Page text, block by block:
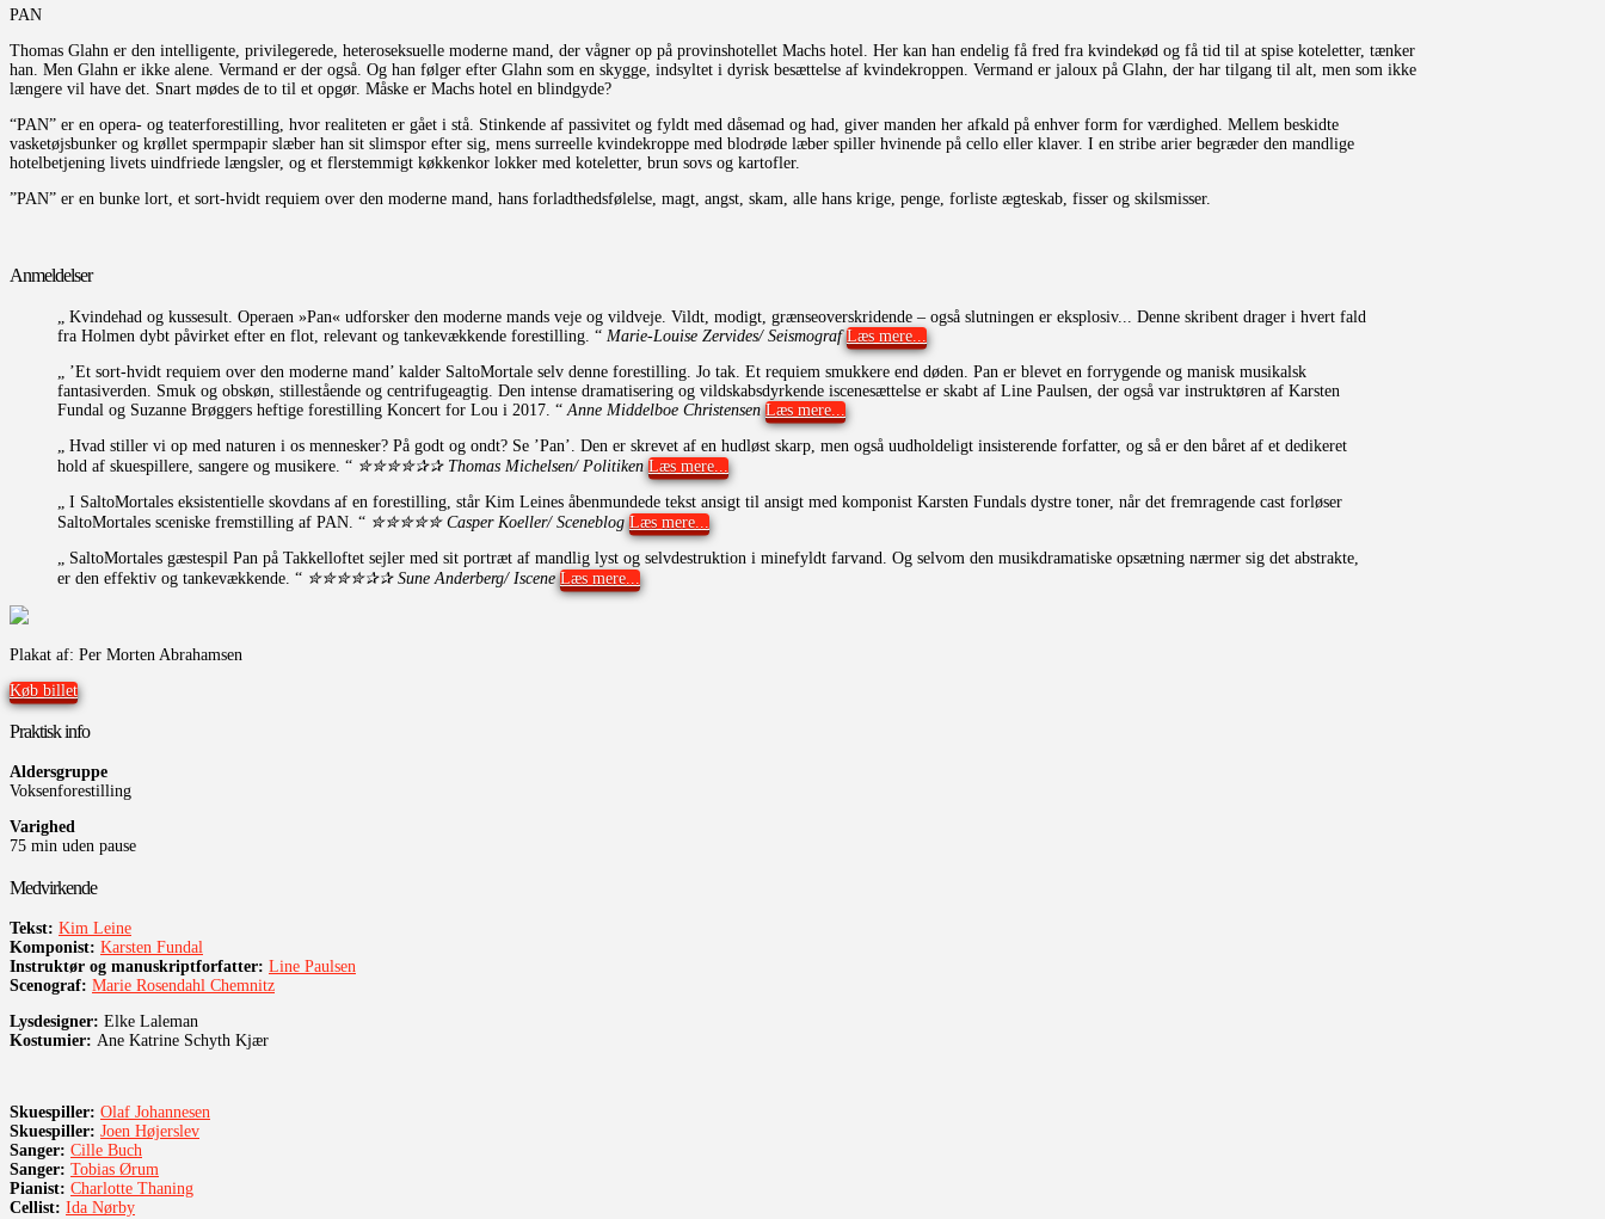
PAN
Thomas Glahn er den intelligente, privilegerede, heteroseksuelle moderne mand, der vågner op på provinshotellet Machs hotel. Her kan han endelig få fred fra kvindekød og få tid til at spise koteletter, tænker
han. Men Glahn er ikke alene. Vermand er der også. Og han følger efter Glahn som en skygge, indsyltet i dyrisk besættelse af kvindekroppen. Vermand er jaloux på Glahn, der har tilgang til alt, men som ikke
længere vil have det. Snart mødes de to til et opgør. Måske er Machs hotel en blindgyde?
“PAN” er en opera- og teaterforestilling, hvor realiteten er gået i stå. Stinkende af passivitet og fyldt med dåsemad og had, giver manden her afkald på enhver form for værdighed. Mellem beskidte
vasketøjsbunker og krøllet spermpapir slæber han sit slimspor efter sig, mens surreelle kvindekroppe med blodrøde læber spiller hvinende på cello eller klaver. I en stribe arier begræder den mandlige
hotelbetjening livets uindfriede længsler, og et flerstemmigt køkkenkor lokker med koteletter, brun sovs og kartofler.
”PAN” er en bunke lort, et sort-hvidt requiem over den moderne mand, hans forladthedsfølelse, magt, angst, skam, alle hans krige, penge, forliste ægteskab, fisser og skilsmisser.
Anmeldelser
Kvindehad og kussesult. Operaen »Pan« udforsker den moderne mands veje og vildveje. Vildt, modigt, grænseoverskridende – også slutningen er eksplosiv... Denne skribent drager i hvert fald
fra Holmen dybt påvirket efter en flot, relevant og tankevækkende forestilling. “ Marie-Louise Zervides/ Seismograf Læs mere...
’Et sort-hvidt requiem over den moderne mand’ kalder SaltoMortale selv denne forestilling. Jo tak. Et requiem smukkere end døden. Pan er blevet en forrygende og manisk musikalsk
fantasiverden. Smuk og obskøn, stillestående og centrifugeagtig. Den intense dramatisering og vildskabsdyrkende iscenesættelse er skabt af Line Paulsen, der også var instruktøren af Karsten
Fundal og Suzanne Brøggers heftige forestilling Koncert for Lou i 2017. “ Anne Middelboe Christensen Læs mere...
Hvad stiller vi op med naturen i os mennesker? På godt og ondt? Se ’Pan’. Den er skrevet af en hudløst skarp, men også uudholdeligt insisterende forfatter, og så er den båret af et dedikeret
hold af skuespillere, sangere og musikere. “ ✮✮✮✮✰✰ Thomas Michelsen/ Politiken Læs mere...
I SaltoMortales eksistentielle skovdans af en forestilling, står Kim Leines åbenmundede tekst ansigt til ansigt med komponist Karsten Fundals dystre toner, når det fremragende cast forløser
SaltoMortales sceniske fremstilling af PAN. “ ✮✮✮✮✮ Casper Koeller/ Sceneblog Læs mere...
SaltoMortales gæstespil Pan på Takkelloftet sejler med sit portræt af mandlig lyst og selvdestruktion i minefyldt farvand. Og selvom den musikdramatiske opsætning nærmer sig det abstrakte,
er den effektiv og tankevækkende. “ ✮✮✮✮✰✰ Sune Anderberg/ Iscene Læs mere...
Plakat af: Per Morten Abrahamsen
Køb billet
Praktisk info
Aldersgruppe
Voksenforestilling
Varighed
75 min uden pause
Medvirkende
Tekst: Kim Leine
Komponist: Karsten Fundal
Instruktør og manuskriptforfatter: Line Paulsen
Scenograf: Marie Rosendahl Chemnitz
Lysdesigner: Elke Laleman
Kostumier: Ane Katrine Schyth Kjær
Skuespiller: Olaf Johannesen
Skuespiller: Joen Højerslev
Sanger: Cille Buch
Sanger: Tobias Ørum
Pianist: Charlotte Thaning
Cellist: Ida Nørby